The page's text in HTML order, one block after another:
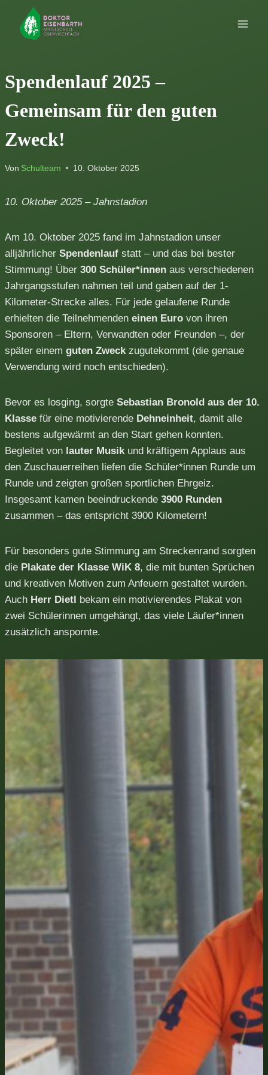
Inhalt
springen
Spendenlauf 2025 –
Gemeinsam für den guten
Zweck!
Von Schulteam 10. Oktober 2025
10. Oktober 2025 – Jahnstadion
Am 10. Oktober 2025 fand im Jahnstadion unser
alljährlicher Spendenlauf statt – und das bei bester
Stimmung! Über 300 Schüler*innen aus verschiedenen
Jahrgangsstufen nahmen teil und gaben auf der 1-
Kilometer-Strecke alles. Für jede gelaufene Runde
erhielten die Teilnehmenden einen Euro von ihren
Sponsoren – Eltern, Verwandten oder Freunden –, der
später einem guten Zweck zugutekommt (die genaue
Verwendung wird noch entschieden).
Bevor es losging, sorgte Sebastian Bronold aus der 10.
Klasse für eine motivierende Dehneinheit, damit alle
bestens aufgewärmt an den Start gehen konnten.
Begleitet von lauter Musik und kräftigem Applaus aus
den Zuschauerreihen liefen die Schüler*innen Runde um
Runde und zeigten großen sportlichen Ehrgeiz.
Insgesamt kamen beeindruckende 3900 Runden
zusammen – das entspricht 3900 Kilometern!
Für besonders gute Stimmung am Streckenrand sorgten
die Plakate der Klasse WiK 8, die mit bunten Sprüchen
und kreativen Motiven zum Anfeuern gestaltet wurden.
Auch Herr Dietl bekam ein motivierendes Plakat von
zwei Schülerinnen umgehängt, das viele Läufer*innen
zusätzlich anspornte.